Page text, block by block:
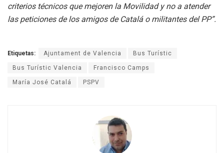
criterios técnicos que mejoren la Movilidad y no a atender
las peticiones de los amigos de Catalá o militantes del PP”.
Etiquetas: Ajuntament de Valencia Bus Turístic
Bus Turístic Valencia Francisco Camps
María José Catalá PSPV